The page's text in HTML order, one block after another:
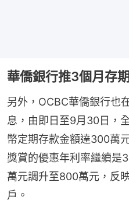
華僑銀行推3個月存
另外，OCBC華僑銀行也
息，由即日至9月30日，
幣定期存款金額達300萬
獎賞的優惠年利率繼續是
萬元調升至800萬元，反
戶。